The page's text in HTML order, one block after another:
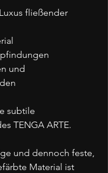
fließender
und
subtile
TENGA ARTE.
und dennoch feste,
Material ist